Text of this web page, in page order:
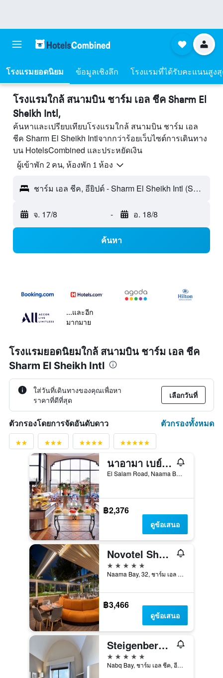
โรงแรมยอดนิยม ข้อมูลเชิงลึก โรงแรมที่ได้รับคะแนนสูง
โรงแรมใกล้ สนามบิน ชาร์ม เอล ชีค Sharm El
Sheikh Intl,
ค้นหาและเปรียบเทียบโรงแรมใกล้ สนามบิน ชาร์ม เอล
ชีค Sharm El Sheikh Intlจากกว่าร้อยเว็บไซต์การเดินทาง
บน HotelsCombined และประหยัดเงิน
ผู้เข้าพัก 2 คน, ห้องพัก 1 ห้อง
ชาร์ม เอล ชีค, อียิปต์ - Sharm El Sheikh Intl (SSH)
จ. 17/8 - อ. 18/8
ค้นหา
...และอีก
มากมาย
โรงแรมยอดนิยมใกล้ สนามบิน ชาร์ม เอล ชีค
Sharm El Sheikh Intl
ใส่วันที่เดินทางของคุณเพื่อหา
ราคาที่ดีที่สุด
เลือกวันที่
ตัวกรองโดยการจัดอันดับดาว ตัวกรองทั้งหมด
นาอามา เบย์ พรอมเมอนาด บีช รีสอร์ต บาย แอคคอร์
El Salam Road, Naama Bay, ชาร์ม เอล ชีค, อียิปต์
฿2,376
ดูข้อเสนอ
Novotel Sharm El Sheikh
5 ดาว
Naama Bay, 32, ชาร์ม เอล ชีค, อียิปต์
฿3,466
ดูข้อเสนอ
Steigenberger Alcazar
5 ดาว
Nabq Bay, ชาร์ม เอล ชีค, อียิปต์